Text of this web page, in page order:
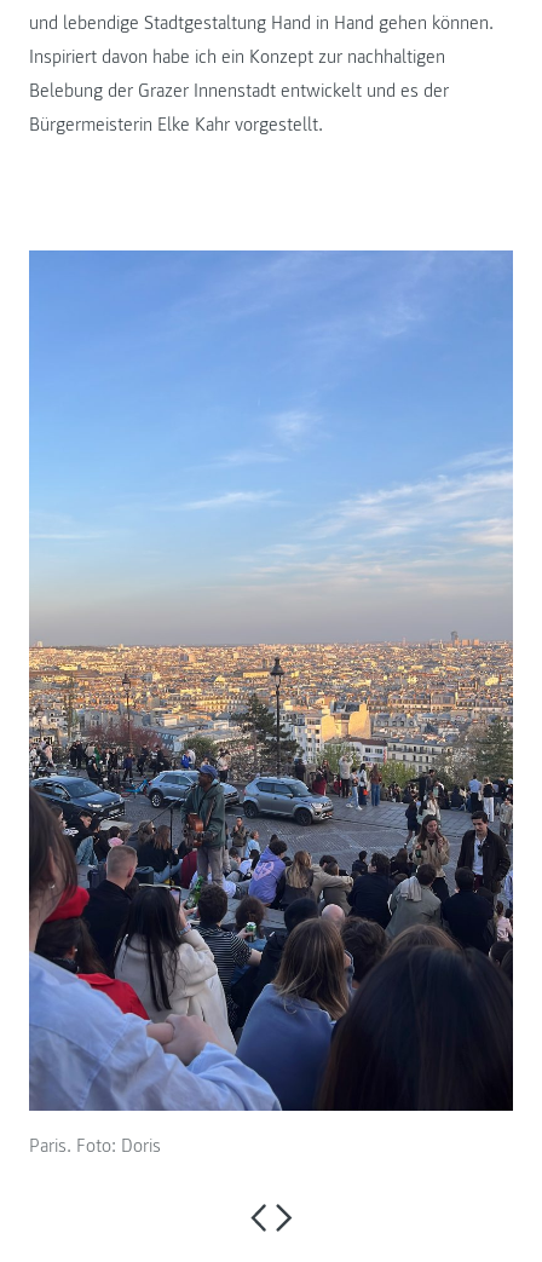
und lebendige Stadtgestaltung Hand in Hand gehen können.
Inspiriert davon habe ich ein Konzept zur nachhaltigen
Belebung der Grazer Innenstadt entwickelt und es der
Bürgermeisterin Elke Kahr vorgestellt.
Paris. Foto: Doris